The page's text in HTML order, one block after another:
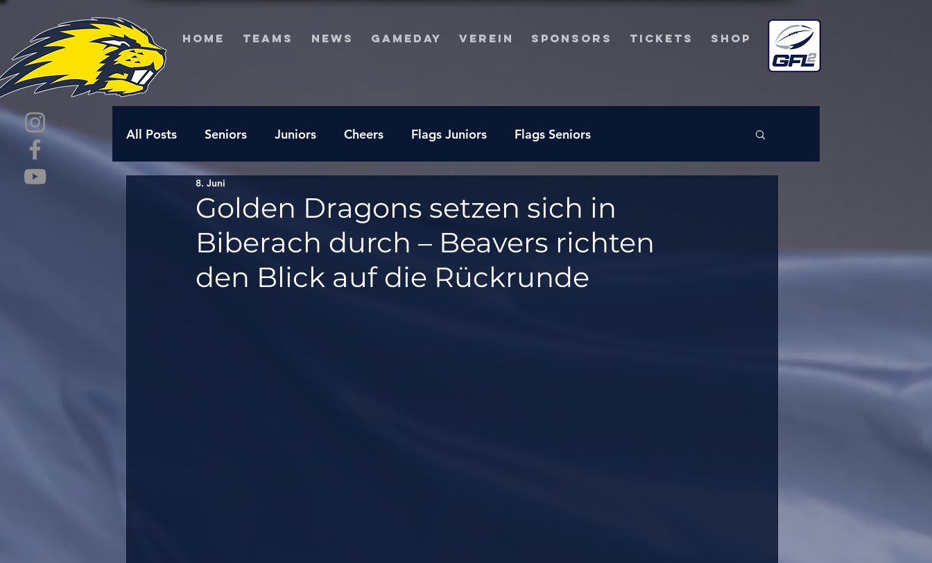
HOME TEAMS NEWS GAMEDAY VEREIN SPONSORS TICKETS SHOP
All Posts Seniors Juniors Cheers Flags Juniors Flags Seniors
Golden Dragons setzen sich in
Biberach durch – Beavers richten
den Blick auf die Rückrunde
8. Juni